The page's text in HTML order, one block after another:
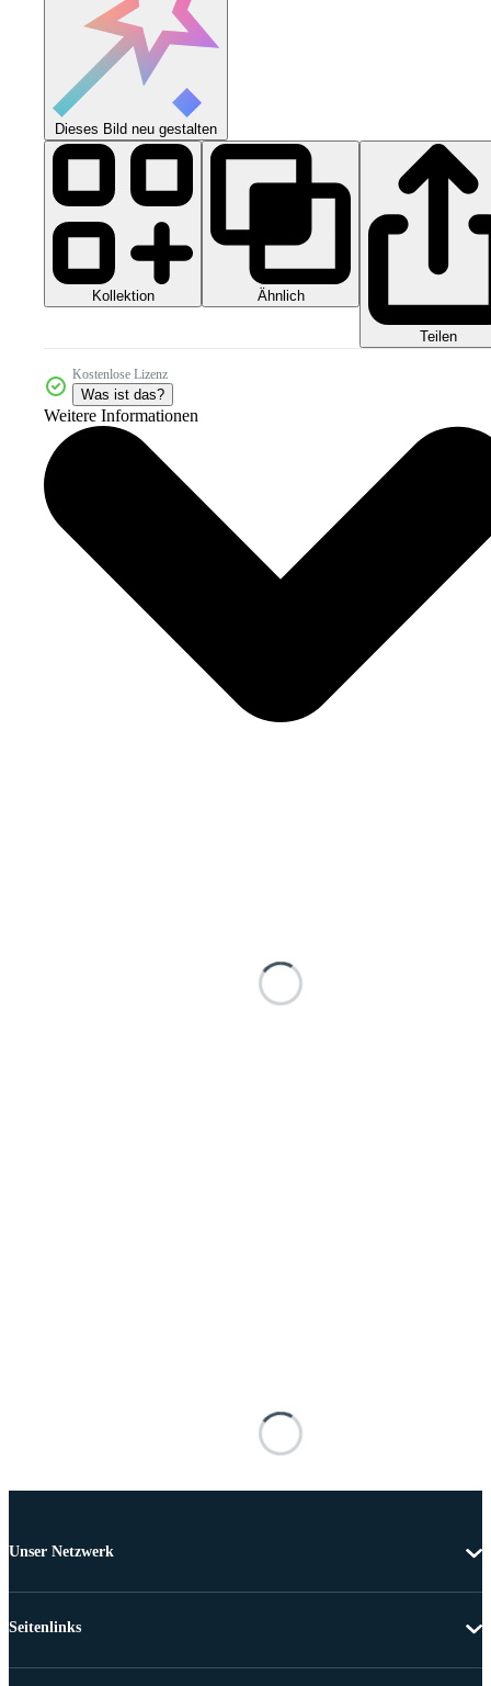
Dieses Bild neu gestalten
Kollektion Ähnlich
Teilen
Kostenlose Lizenz
Was ist das?
Weitere Informationen
Unser Netzwerk
Seitenlinks